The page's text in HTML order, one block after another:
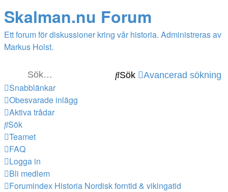
Skalman.nu Forum
Ett forum för diskussioner kring vår historia. Administreras av
Markus Holst.
Sök Avancerad sökning
Snabblänkar
Obesvarade inlägg
Aktiva trådar
Sök
Teamet
FAQ
Logga in
Bli medlem
Forumindex Historia Nordisk forntid & vikingatid